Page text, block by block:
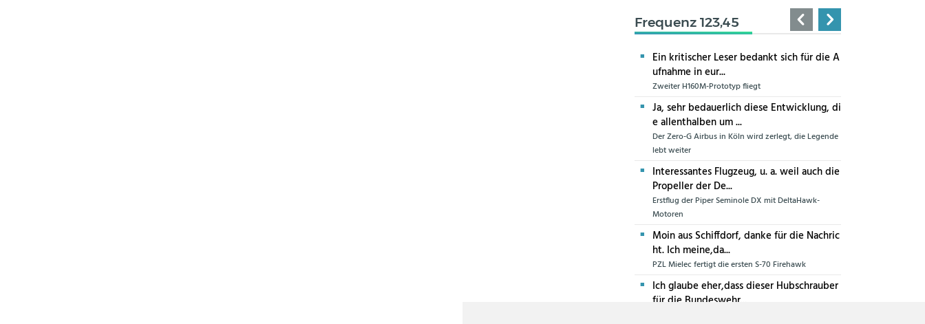
Frequenz 123,45
Ein kritischer Leser bedankt sich für die A
ufnahme in eur...
Zweiter H160M-Prototyp fliegt
Ja, sehr bedauerlich diese Entwicklung, di
e allenthalben um ...
Der Zero-G Airbus in Köln wird zerlegt, die Legende
lebt weiter
Interessantes Flugzeug, u. a. weil auch die
Propeller der De...
Erstflug der Piper Seminole DX mit DeltaHawk-
Motoren
Moin aus Schiffdorf, danke für die Nachric
ht. Ich meine,da...
PZL Mielec fertigt die ersten S-70 Firehawk
Ich glaube eher,dass dieser Hubschrauber
für die Bundeswehr...